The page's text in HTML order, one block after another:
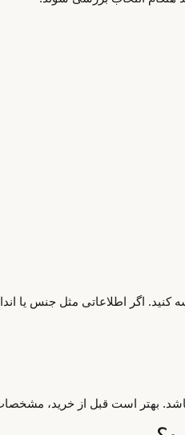
اگر اطلاعاتی مثل جنس یا
بهتر است قبل از خرید،